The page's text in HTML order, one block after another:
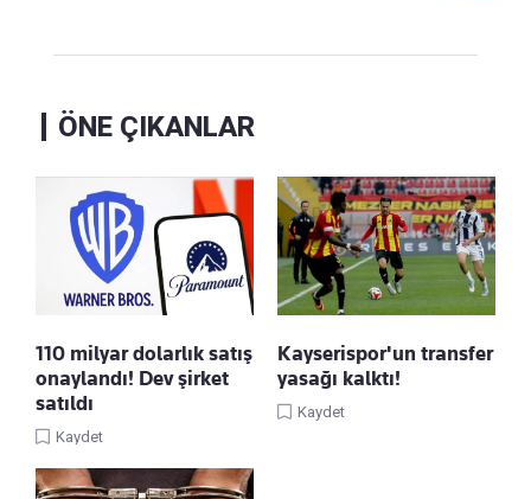
ÖNE ÇIKANLAR
110 milyar dolarlık satış
onaylandı! Dev şirket
satıldı
Kaydet
Kayserispor'un transfer
yasağı kalktı!
Kaydet